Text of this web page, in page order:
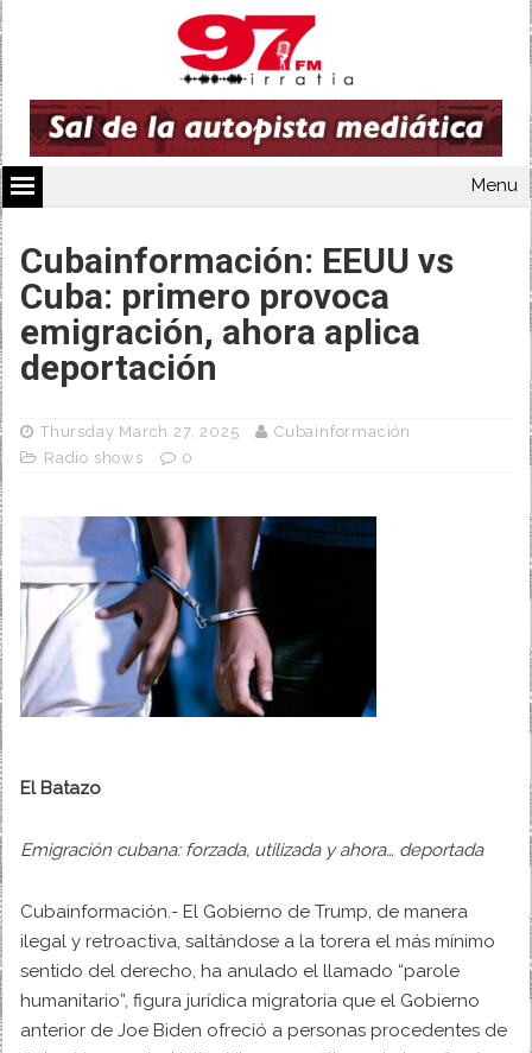
Menu
Cubainformación: EEUU vs
Cuba: primero provoca
emigración, ahora aplica
deportación
Thursday March 27, 2025
Cubainformación
Radio shows
0
El Batazo
Emigración cubana: forzada, utilizada y ahora… deportada
Cubainformación.- El Gobierno de Trump, de manera
ilegal y retroactiva, saltándose a la torera el más mínimo
sentido del derecho, ha anulado el llamado “parole
humanitario”, figura jurídica migratoria que el Gobierno
anterior de Joe Biden ofreció a personas procedentes de